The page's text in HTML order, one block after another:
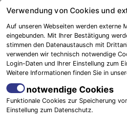
Springe
Inhalt
Blaulichtreport
Elbe-Elster
Ausbildung:
Kellerbrände in
18. Juli 2015 -Einsätze
Verwendung von Cookies und
Auf unseren Webseiten werden externe
eingebunden. Mit Ihrer Bestätigung
stimmen den Datenaustausch mit
verwenden wir technisch notwendige
Login-Daten und Ihrer Einstellung zum
Weitere Informationen finden Sie in
notwendige Cookies
Funktionale Cookies zur Speicherung
Einstellung zum Datenschutz.